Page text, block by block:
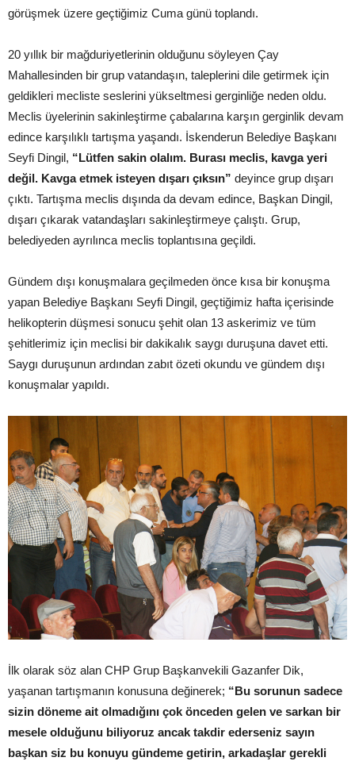
görüşmek üzere geçtiğimiz Cuma günü toplandı.
20 yıllık bir mağduriyetlerinin olduğunu söyleyen Çay
Mahallesinden bir grup vatandaşın, taleplerini dile getirmek için
geldikleri mecliste seslerini yükseltmesi gerginliğe neden oldu.
Meclis üyelerinin sakinleştirme çabalarına karşın gerginlik devam
edince karşılıklı tartışma yaşandı. İskenderun Belediye Başkanı
Seyfi Dingil, “Lütfen sakin olalım. Burası meclis, kavga yeri
değil. Kavga etmek isteyen dışarı çıksın” deyince grup dışarı
çıktı. Tartışma meclis dışında da devam edince, Başkan Dingil,
dışarı çıkarak vatandaşları sakinleştirmeye çalıştı. Grup,
belediyeden ayrılınca meclis toplantısına geçildi.
Gündem dışı konuşmalara geçilmeden önce kısa bir konuşma
yapan Belediye Başkanı Seyfi Dingil, geçtiğimiz hafta içerisinde
helikopterin düşmesi sonucu şehit olan 13 askerimiz ve tüm
şehitlerimiz için meclisi bir dakikalık saygı duruşuna davet etti.
Saygı duruşunun ardından zabıt özeti okundu ve gündem dışı
konuşmalar yapıldı.
İlk olarak söz alan CHP Grup Başkanvekili Gazanfer Dik,
yaşanan tartışmanın konusuna değinerek; “Bu sorunun sadece
sizin döneme ait olmadığını çok önceden gelen ve sarkan bir
mesele olduğunu biliyoruz ancak takdir ederseniz sayın
başkan siz bu konuyu gündeme getirin, arkadaşlar gerekli